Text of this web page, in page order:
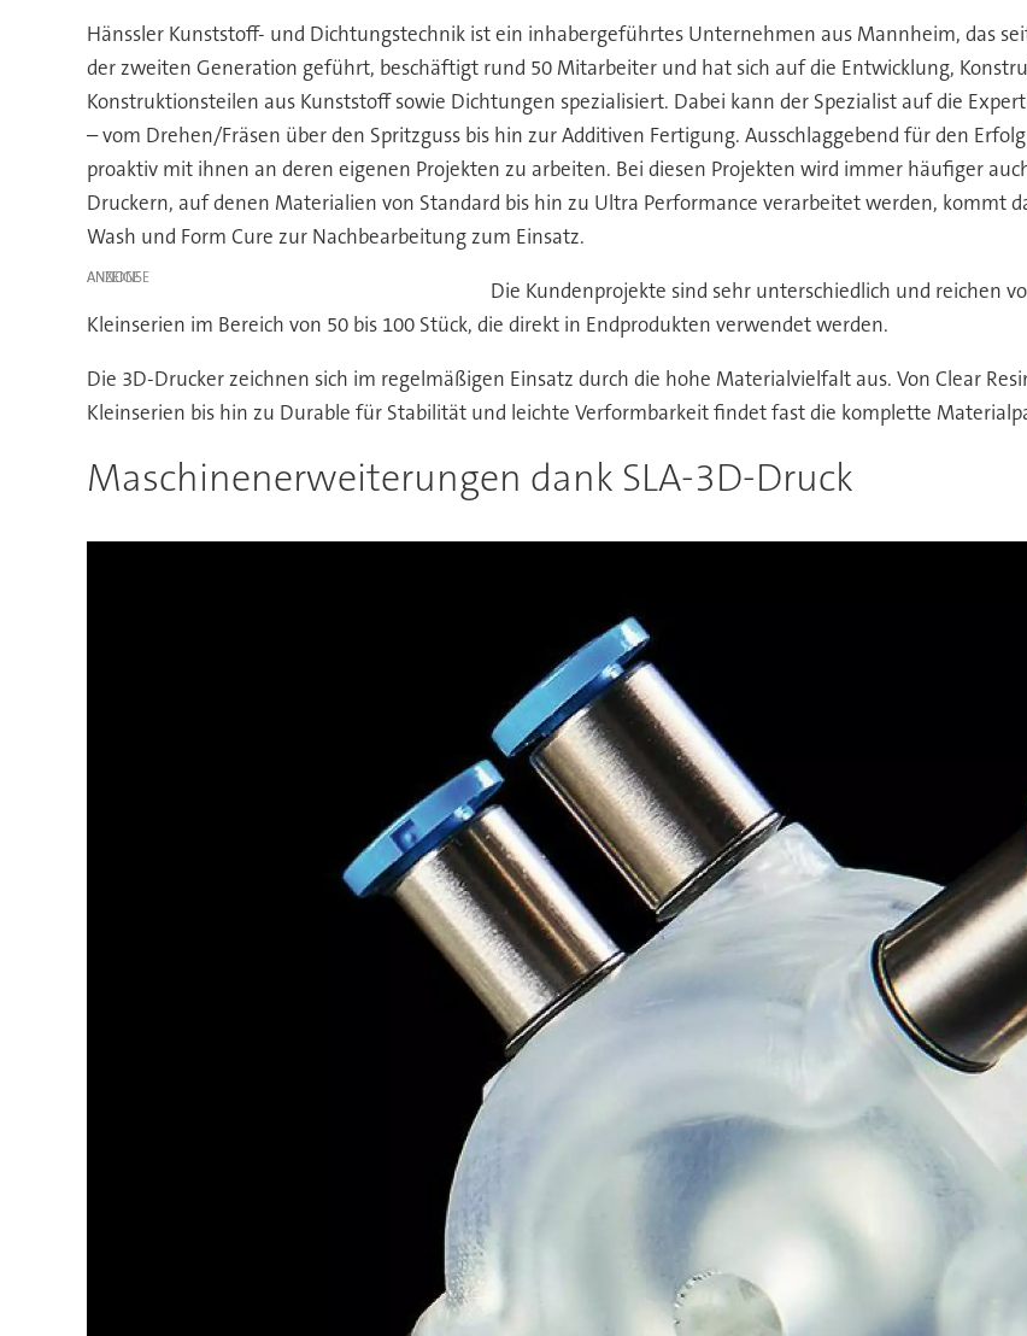
Hänssler Kunststoff- und Dichtungstechnik ist ein inhabergeführtes Unternehmen aus Mannheim, das
der zweiten Generation geführt, beschäftigt rund 50 Mitarbeiter und hat sich auf die Entwicklung,
Konstruktionsteilen aus Kunststoff sowie Dichtungen spezialisiert. Dabei kann der Spezialist auf die
– vom Drehen/Fräsen über den Spritzguss bis hin zur Additiven Fertigung. Ausschlaggebend für den
proaktiv mit ihnen an deren eigenen Projekten zu arbeiten. Bei diesen Projekten wird immer häufiger
Druckern, auf denen Materialien von Standard bis hin zu Ultra Performance verarbeitet werden, kommt
Wash und Form Cure zur Nachbearbeitung zum Einsatz.
ANZEIGE
Die Kundenprojekte sind sehr unterschiedlich und reichen
Kleinserien im Bereich von 50 bis 100 Stück, die direkt in Endprodukten verwendet werden.
Die 3D-Drucker zeichnen sich im regelmäßigen Einsatz durch die hohe Materialvielfalt aus. Von Clear
Kleinserien bis hin zu Durable für Stabilität und leichte Verformbarkeit findet fast die komplette
Maschinenerweiterungen dank SLA-3D-Druck